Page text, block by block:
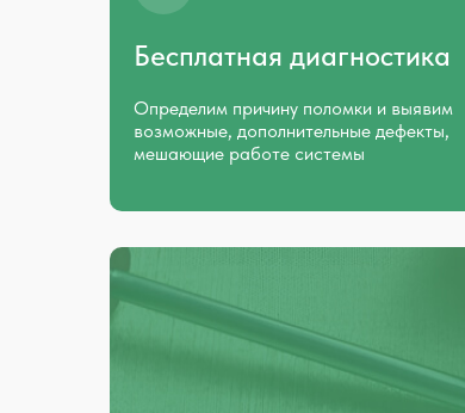
Бесплатная диагностика
Определим причину поломки и выявим
возможные, дополнительные дефекты,
мешающие работе системы